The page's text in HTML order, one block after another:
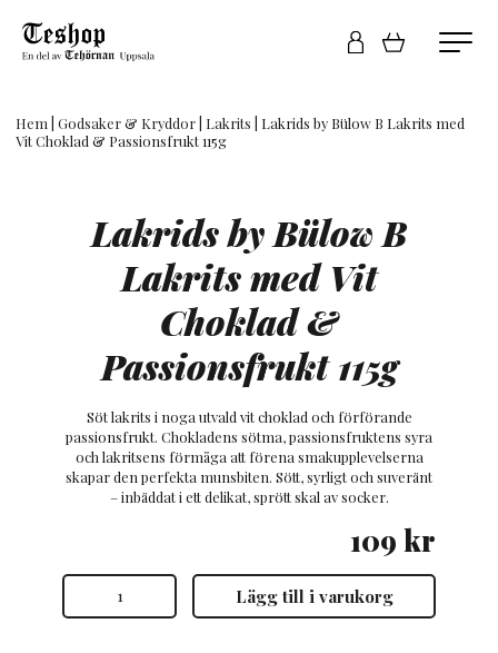
Hem Godsaker & Kryddor Lakrits | Lakrids by Bülow B Lakrits med
Vit Choklad & Passionsfrukt 115g
Lakrids by Bülow B
Lakrits med Vit
Choklad &
Passionsfrukt 115g
Söt lakrits i noga utvald vit choklad och förförande
passionsfrukt. Chokladens sötma, passionsfruktens syra
och lakritsens förmåga att förena smakupplevelserna
skapar den perfekta munsbiten. Sött, syrligt och suveränt
– inbäddat i ett delikat, sprött skal av socker.
109 kr
Lakrids
Bülow
Lägg till i varukorg